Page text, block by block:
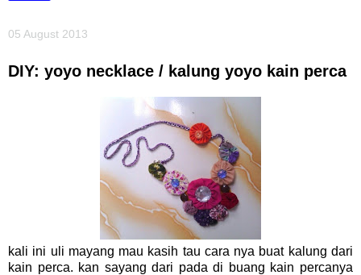
05 August 2013
DIY: yoyo necklace / kalung yoyo kain perca
kali ini uli mayang mau kasih tau cara nya buat kalung dari
kain perca. kan sayang dari pada di buang kain percanya